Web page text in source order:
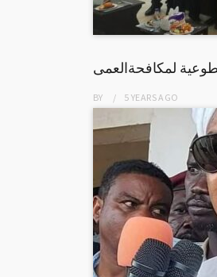
لمكافحةالعمى
BY 5 YEARSAGO